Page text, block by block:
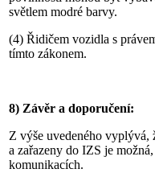
světlem modré barvy.
(4) Řidičem vozidla s
tímto zákonem.
8) Závěr a doporučení:
Z výše uvedeného
a zařazeny do IZS je
komunikacích.